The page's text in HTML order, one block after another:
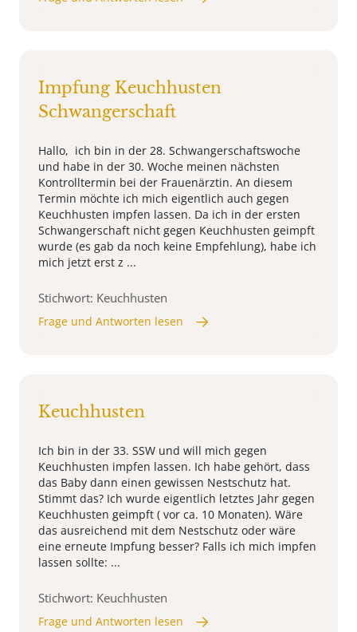
Impfung Keuchhusten
Schwangerschaft
Hallo, ich bin in der 28. Schwangerschaftswoche
und habe in der 30. Woche meinen nächsten
Kontrolltermin bei der Frauenärztin. An diesem
Termin möchte ich mich eigentlich auch gegen
Keuchhusten impfen lassen. Da ich in der ersten
Schwangerschaft nicht gegen Keuchhusten geimpft
wurde (es gab da noch keine Empfehlung), habe ich
mich jetzt erst z ...
Stichwort: Keuchhusten
Frage und Antworten lesen
Keuchhusten
Ich bin in der 33. SSW und will mich gegen
Keuchhusten impfen lassen. Ich habe gehört, dass
das Baby dann einen gewissen Nestschutz hat.
Stimmt das? Ich wurde eigentlich letztes Jahr gegen
Keuchhusten geimpft ( vor ca. 10 Monaten). Wäre
das ausreichend mit dem Nestschutz oder wäre
eine erneute Impfung besser? Falls ich mich impfen
lassen sollte: ...
Stichwort: Keuchhusten
Frage und Antworten lesen